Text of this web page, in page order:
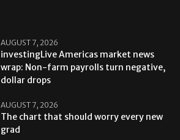
AUGUST 7, 2026
investingLive Americas market news
wrap: Non-farm payrolls turn negative,
dollar drops
AUGUST 7, 2026
The chart that should worry every new
grad